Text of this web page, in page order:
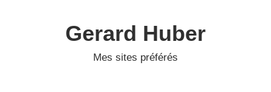
Gerard Huber
Mes sites préférés